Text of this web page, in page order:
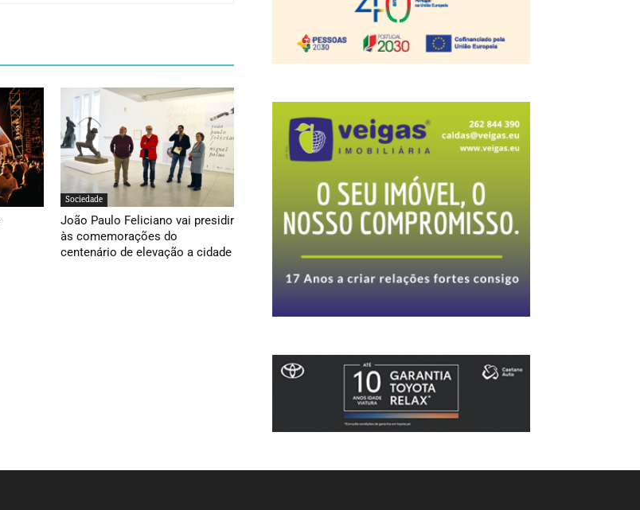
Sociedade
João Paulo Feliciano vai presidir
às comemorações do
centenário de elevação a cidade